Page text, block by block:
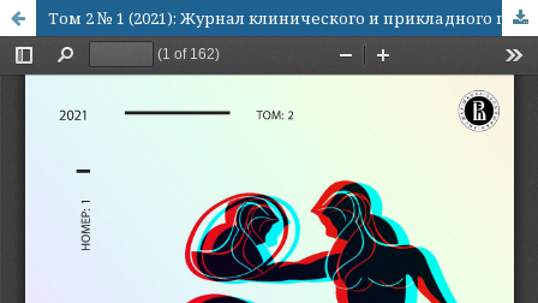
Том 2 № 1 (2021): Журнал клинического и прикладного психоанализа